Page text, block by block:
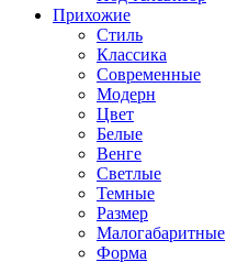
Прихожие
Стиль
Классика
Современные
Модерн
Цвет
Белые
Венге
Светлые
Темные
Размер
Малогабаритные
Форма